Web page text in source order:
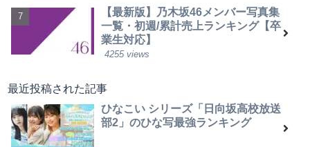
【最新版】乃木坂46メンバー写真集
一覧・初週/累計売上ランキング【卒
業生対応】
4255 views
最近投稿された記事
ひなこい シリーズ「日向坂高校放送
部2」のひな写最強ランキング